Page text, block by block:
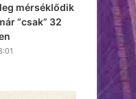
mérséklődik
“csak” 32